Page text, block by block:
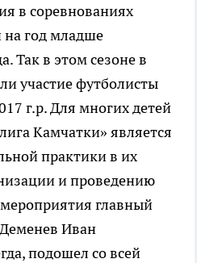
в соревнованиях
на год младше
Так в этом сезоне в
участие футболисты
г.р. Для многих детей
Камчатки» является
практики в их
и проведению
главный
Иван
подошел со всей